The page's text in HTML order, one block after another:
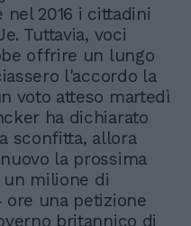
nel 2016 i cittadini
Tuttavia, voci
offrire un lungo
l'accordo la
voto atteso martedì
ha dichiarato
sconfitta, allora
la prossima
un milione di
ore una petizione
britannico di